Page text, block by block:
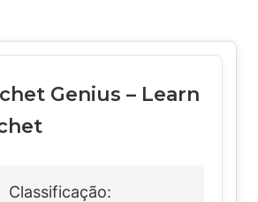
Genius – Learn
Classificação: